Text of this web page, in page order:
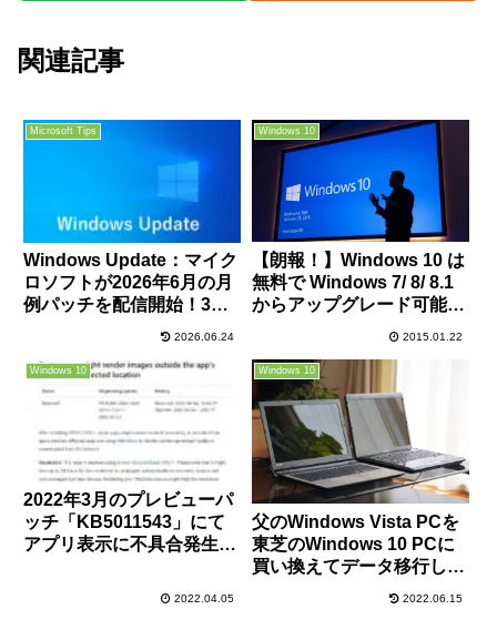
関連記事
Microsoft Tips
Windows Update：マイク
ロソフトが2026年6月の月
例パッチを配信開始！3件
を！
2026.06.24
Windows 10
【朗報！】Windows 10 は
無料で Windows 7/ 8/ 8.1
からアップグレード可能
2015.01.22
Windows 10
2022年3月のプレビューパ
ッチ「KB5011543」にて
アプリ表示に不具合発生も
2022.04.05
Windows 10
父のWindows Vista PCを
東芝のWindows 10 PCに
買い換えてデータ移行し、
2022.06.15